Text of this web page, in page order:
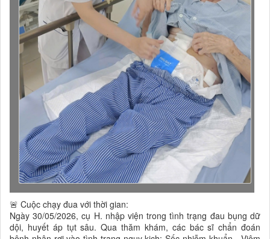
🚨 Cuộc chạy đua với thời gian:
Ngày 30/05/2026, cụ H. nhập viện trong tình trạng đau bụng dữ
dội, huyết áp tụt sâu. Qua thăm khám, các bác sĩ chẩn đoán